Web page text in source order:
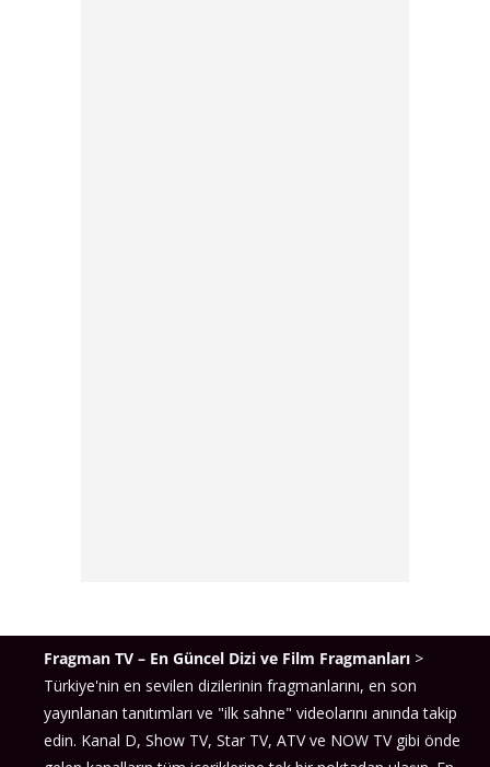
Fragman TV – En Güncel Dizi ve Film Fragmanları >
Türkiye'nin en sevilen dizilerinin fragmanlarını, en son
yayınlanan tanıtımları ve "ilk sahne" videolarını anında takip
edin. Kanal D, Show TV, Star TV, ATV ve NOW TV gibi önde